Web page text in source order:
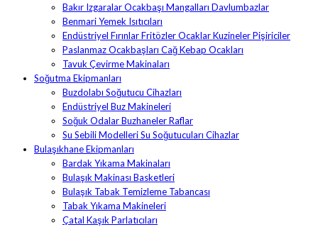
Bakır Izgaralar Ocakbaşı Mangalları Davlumbazlar
Benmari Yemek Isıtıcıları
Endüstriyel Fırınlar Fritözler Ocaklar Kuzineler Pişiriciler
Paslanmaz Ocakbaşları Cağ Kebap Ocakları
Tavuk Çevirme Makinaları
Soğutma Ekipmanları
Buzdolabı Soğutucu Cihazları
Endüstriyel Buz Makineleri
Soğuk Odalar Buzhaneler Raflar
Su Sebili Modelleri Su Soğutucuları Cihazlar
Bulaşıkhane Ekipmanları
Bardak Yıkama Makinaları
Bulaşık Makinası Basketleri
Bulaşık Tabak Temizleme Tabancası
Tabak Yıkama Makineleri
Çatal Kaşık Parlatıcıları